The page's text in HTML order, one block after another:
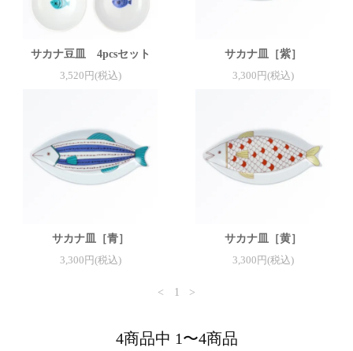
サカナ豆皿 4pcsセット
3,520円(税込)
サカナ皿［紫］
3,300円(税込)
サカナ皿［青］
3,300円(税込)
サカナ皿［黄］
3,300円(税込)
< 1 >
4商品中 1〜4商品